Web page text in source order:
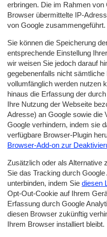
erbringen. Die im Rahmen
Browser übermittelte IP-
von Google zusammengeführt.
Sie können die Speicherung
entsprechende Einstellung
wir weisen Sie jedoch darauf
gegebenenfalls nicht
vollumfänglich werden nutzen
hinaus die Erfassung der
Ihre Nutzung der Webseite
Adresse) an Google sowie die
Google verhindern, indem sie
verfügbare Browser-Plugin
Browser-Add-on zur
Zusätzlich oder als Alternative
Sie das Tracking durch
unterbinden, indem Sie diesen
Opt-Out-Cookie auf Ihrem
Erfassung durch Google
diesen Browser zukünftig
Ihrem Browser installiert bleibt.